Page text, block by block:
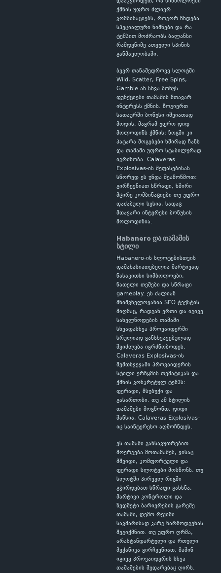
ქმნის უფრო ძლიერ
კომბინაციებს, როგორ ჩნდება
სპეციალური ნიშნები და რა
ტემპით მოძრაობს ბალანსი
რამდენიმე ათეული სპინის
განმავლობაში.
ბევრ თანამედროვე სლოტში
Wild, Scatter, Free Spins,
Gamble ან სხვა ბონუს
ფუნქციები თამაშის მთავარ
ინტერესს ქმნის. ზოგიერთ
სათაურში ბონუსი იშვიათად
მოდის, მაგრამ უფრო დიდ
მოლოდინს ქმნის; ზოგში კი
პატარა მოგებები ხშირად ჩანს
და თამაში უფრო სტაბილურად
იგრძნობა. Calaveras
Explosivas-ის შეფასებისას
სწორედ ეს უნდა შეამოწმოთ:
გირჩევნიათ სწრაფი, ხშირი
მცირე კომბინაციები თუ უფრო
დაძაბული სესია, სადაც
მთავარი ინტერესი ბონუსის
მოლოდინია.
Habanero და თამაშის
სტილი
Habanero-ის სლოტებისთვის
დამახასიათებელია მარტივად
წასაკითხი სიმბოლოები,
ნათელი თემები და სწრაფი
gameplay. ეს ძალიან
მნიშვნელოვანია SEO ტექსტის
მიღმაც, რადგან ერთი და იგივე
სახელწოდების თამაში
სხვადასხვა პროვაიდერში
სრულიად განსხვავებულად
შეიძლება იგრძნობოდეს.
Calaveras Explosivas-ის
შემთხვევაში პროვაიდერის
სტილი ერწყმის თემატიკას და
ქმნის კონკრეტულ ტემპს:
ფერადი, მსუბუქი და
გასართობი. თუ ამ სტილის
თამაშები მოგწონთ, დიდი
შანსია, Calaveras Explosivas-
იც საინტერესო აღმოჩნდეს.
ეს თამაში განსაკუთრებით
მოერგება მოთამაშეს, ვისაც
მშვიდი, კომფორტული და
ფერადი სლოტები მოსწონს. თუ
სლოტში პირველ რიგში
გჭირდებათ სწრაფი გახსნა,
მარტივი კონტროლი და
ზედმეტი ბარიერების გარეშე
თამაში, დემო რეჟიმი
საკმარისად კარგ წარმოდგენას
შეგიქმნით. თუ უფრო ღრმა,
არასტანდარტული და რთული
მექანიკა გირჩევნიათ, მაშინ
იგივე პროვაიდერის სხვა
თამაშების შედარებაც ღირს.